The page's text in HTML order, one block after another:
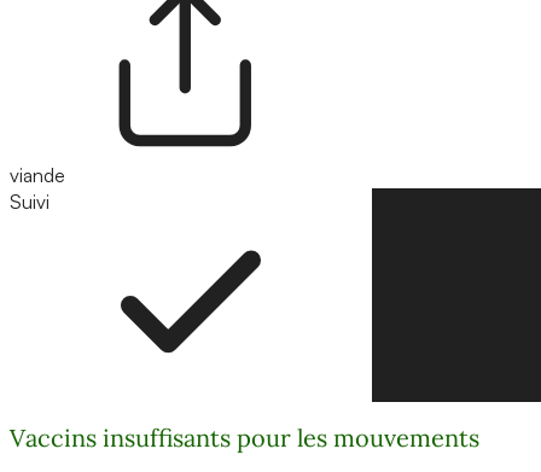
viande
Suivi
Vaccins insuffisants pour les mouvements